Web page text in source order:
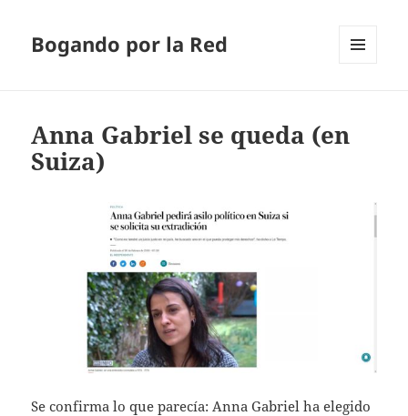
Bogando por la Red
Anna Gabriel se queda (en
Suiza)
Se confirma lo que parecía: Anna Gabriel ha elegido